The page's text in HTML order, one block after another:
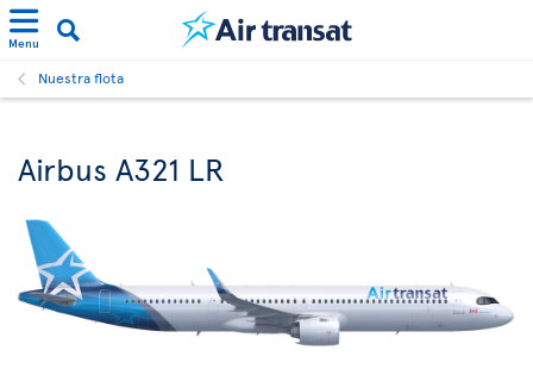
Menu
Nuestra flota
Airbus A321 LR